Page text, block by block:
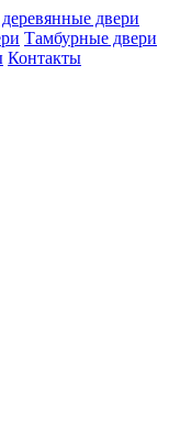
двери
Тамбурные двери
Контакты